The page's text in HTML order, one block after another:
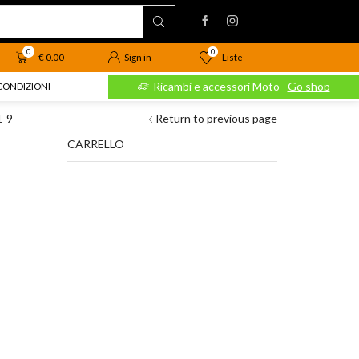
0
€0.00 Sign in
0
Liste
Go shop Ricambi e accessori Moto Go shop
Return to previous page
9
CARRELLO